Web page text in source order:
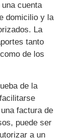
cuenta
domicilio y la
La
tanto
de los
de la
factura de
puede ser
a un